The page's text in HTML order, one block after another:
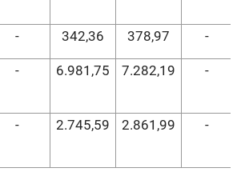
- 342,36 378,97 -
- 6.981,75 7.282,19 -
- 2.745,59 2.861,99 -